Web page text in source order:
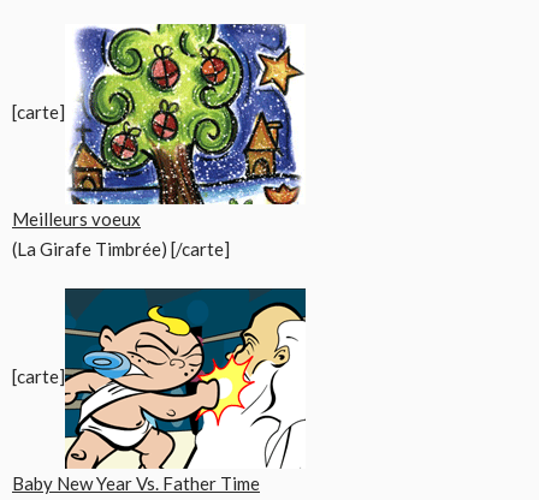
[carte]
Meilleurs voeux
(La Girafe Timbrée) [/carte]
[carte]
Baby New Year Vs. Father Time